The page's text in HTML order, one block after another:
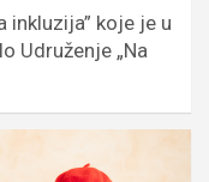
inkluzija” koje je u
Udruženje „Na